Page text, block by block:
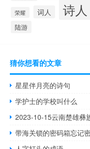
荣耀 词人 诗人
陆游
猜你想看的文章
星星伴月亮的诗句
学护士的学校叫什么
2023-10-15云南楚雄彝
带海关锁的密码箱忘记